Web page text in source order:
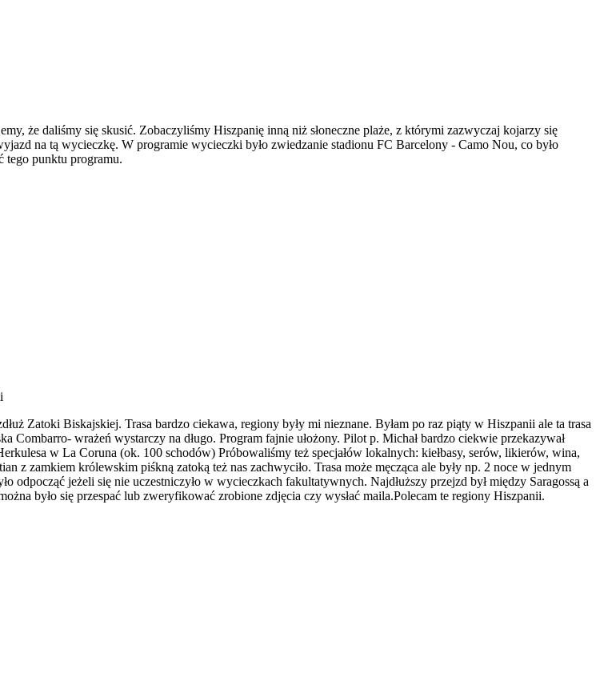
że daliśmy się skusić. Zobaczyliśmy Hiszpanię inną niż słoneczne plaże, z którymi zazwyczaj kojarzy się
na tą wycieczkę. W programie wycieczki było zwiedzanie stadionu FC Barcelony - Camo Nou, co było
tego punktu programu.
Zatoki Biskajskiej. Trasa bardzo ciekawa, regiony były mi nieznane. Byłam po raz piąty w Hiszpanii ale ta trasa
Combarro- wrażeń wystarczy na długo. Program fajnie ułożony. Pilot p. Michał bardzo ciekwie przekazywał
w La Coruna (ok. 100 schodów) Próbowaliśmy też specjałów lokalnych: kiełbasy, serów, likierów, wina,
z zamkiem królewskim piśkną zatoką też nas zachwyciło. Trasa może męcząca ale były np. 2 noce w jednym
odpocząć jeżeli się nie uczestniczyło w wycieczkach fakultatywnych. Najdłuższy przejzd był między Saragossą a
było się przespać lub zweryfikować zrobione zdjęcia czy wysłać maila.Polecam te regiony Hiszpanii.